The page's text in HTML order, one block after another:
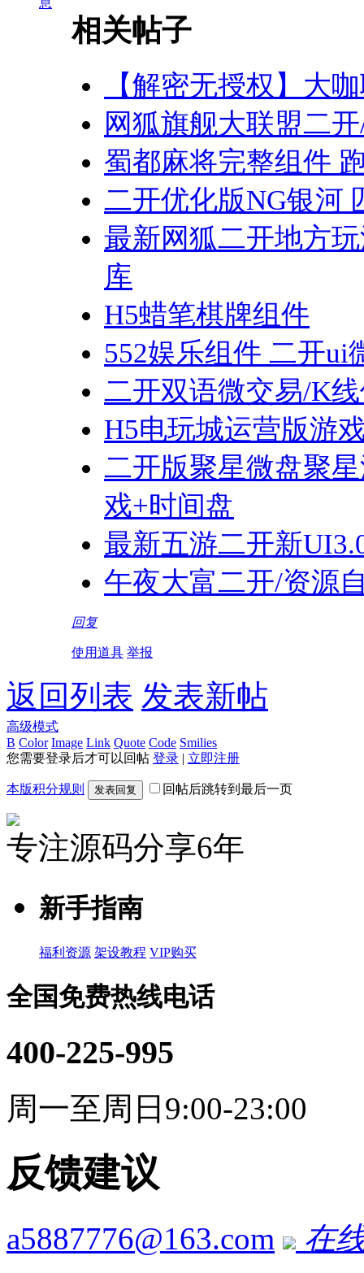
相关帖子
【解密无授权】大
网狐旗舰大联盟二
蜀都麻将完整组件
二开优化版NG银河
最新网狐二开地方
库
H5蜡笔棋牌组件
552娱乐组件 二开ui
二开双语微交易/K
H5电玩城运营版游
二开版聚星微盘聚
戏+时间盘
最新五游二开新
午夜大富二开/资源
回复
使用道具 举报
返回列表 发表新帖
高级模式
B Color Image Link Quote Code Smilies
您需要登录后才可以回帖 登录 | 立即注册
本版积分规则 发表回复 回帖后跳转到最后一页
专注源码分享6年
新手指南
福利资源 架设教程 VIP购买
全国免费热线电话
400-225-995
周一至周日9:00-23:00
反馈建议
a5887776@163.com
在